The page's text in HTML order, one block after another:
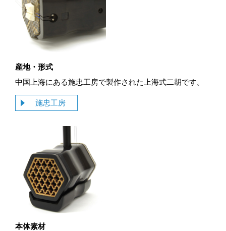
産地・形式
中国上海にある施忠工房で製作された上海式二胡です。
施忠工房
本体素材